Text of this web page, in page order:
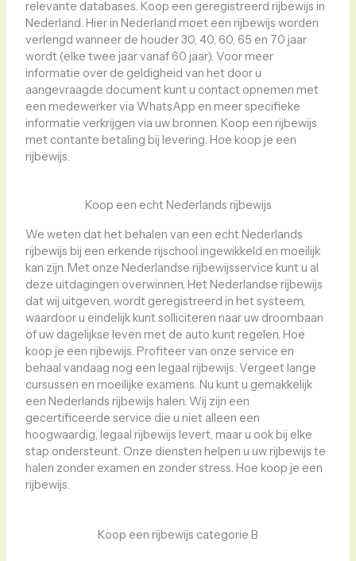
relevante databases. Koop een geregistreerd rijbewijs in
Nederland. Hier in Nederland moet een rijbewijs worden
verlengd wanneer de houder 30, 40, 60, 65 en 70 jaar
wordt (elke twee jaar vanaf 60 jaar). Voor meer
informatie over de geldigheid van het door u
aangevraagde document kunt u contact opnemen met
een medewerker via WhatsApp en meer specifieke
informatie verkrijgen via uw bronnen. Koop een rijbewijs
met contante betaling bij levering. Hoe koop je een
rijbewijs.
Koop een echt Nederlands rijbewijs
We weten dat het behalen van een echt Nederlands
rijbewijs bij een erkende rijschool ingewikkeld en moeilijk
kan zijn. Met onze Nederlandse rijbewijsservice kunt u al
deze uitdagingen overwinnen. Het Nederlandse rijbewijs
dat wij uitgeven, wordt geregistreerd in het systeem,
waardoor u eindelijk kunt solliciteren naar uw droombaan
of uw dagelijkse leven met de auto kunt regelen. Hoe
koop je een rijbewijs. Profiteer van onze service en
behaal vandaag nog een legaal rijbewijs. Vergeet lange
cursussen en moeilijke examens. Nu kunt u gemakkelijk
een Nederlands rijbewijs halen. Wij zijn een
gecertificeerde service die u niet alleen een
hoogwaardig, legaal rijbewijs levert, maar u ook bij elke
stap ondersteunt. Onze diensten helpen u uw rijbewijs te
halen zonder examen en zonder stress. Hoe koop je een
rijbewijs.
Koop een rijbewijs categorie B